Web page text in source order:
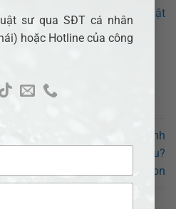
sư qua SĐT cá nhân
hoặc Hotline của công
Đức sau sáp nhập ở đâu? Luật
Địa chỉ trụ sở Phường Bình
Thới sau sáp nhập ở đâu?
Luật sư giỏi Adb Saigon